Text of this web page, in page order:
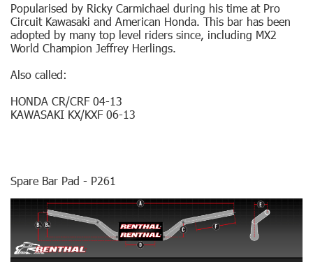
Popularised by Ricky Carmichael during his time at Pro
Circuit Kawasaki and American Honda. This bar has been
adopted by many top level riders since, including MX2
World Champion Jeffrey Herlings.
Also called:
HONDA CR/CRF 04-13
KAWASAKI KX/KXF 06-13
Spare Bar Pad - P261